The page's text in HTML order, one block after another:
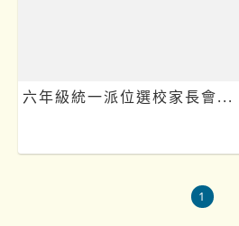
六年級統一派位選校家長會...
1